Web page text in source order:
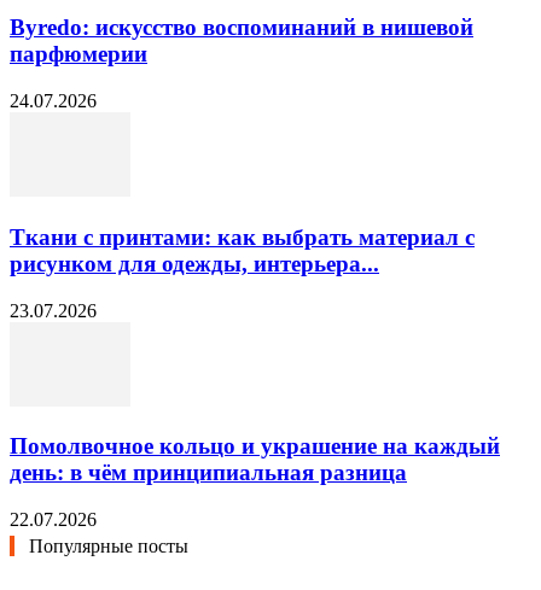
Byredo: искусство воспоминаний в нишевой
парфюмерии
24.07.2026
Ткани с принтами: как выбрать материал с
рисунком для одежды, интерьера...
23.07.2026
Помолвочное кольцо и украшение на каждый
день: в чём принципиальная разница
22.07.2026
Популярные посты